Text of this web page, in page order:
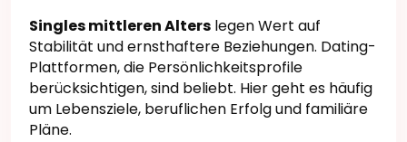
Singles mittleren Alters legen Wert auf
Stabilität und ernsthaftere Beziehungen. Dating-
Plattformen, die Persönlichkeitsprofile
berücksichtigen, sind beliebt. Hier geht es häufig
um Lebensziele, beruflichen Erfolg und familiäre
Pläne.